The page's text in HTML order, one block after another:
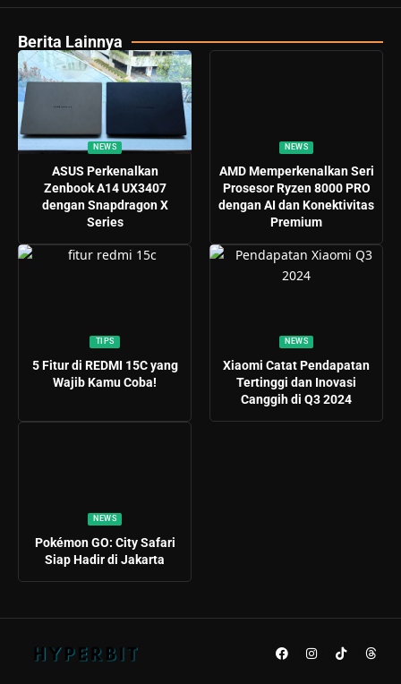
Berita Lainnya
NEWS
ASUS Perkenalkan
Zenbook A14 UX3407
dengan Snapdragon X
Series
NEWS
AMD Memperkenalkan Seri
Prosesor Ryzen 8000 PRO
dengan AI dan Konektivitas
Premium
TIPS
5 Fitur di REDMI 15C yang
Wajib Kamu Coba!
NEWS
Xiaomi Catat Pendapatan
Tertinggi dan Inovasi
Canggih di Q3 2024
NEWS
Pokémon GO: City Safari
Siap Hadir di Jakarta